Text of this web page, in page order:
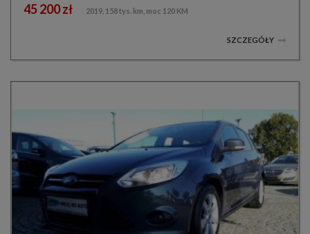
45 200 zł 2019, 158 tys. km, moc 120 KM
SZCZEGÓŁY